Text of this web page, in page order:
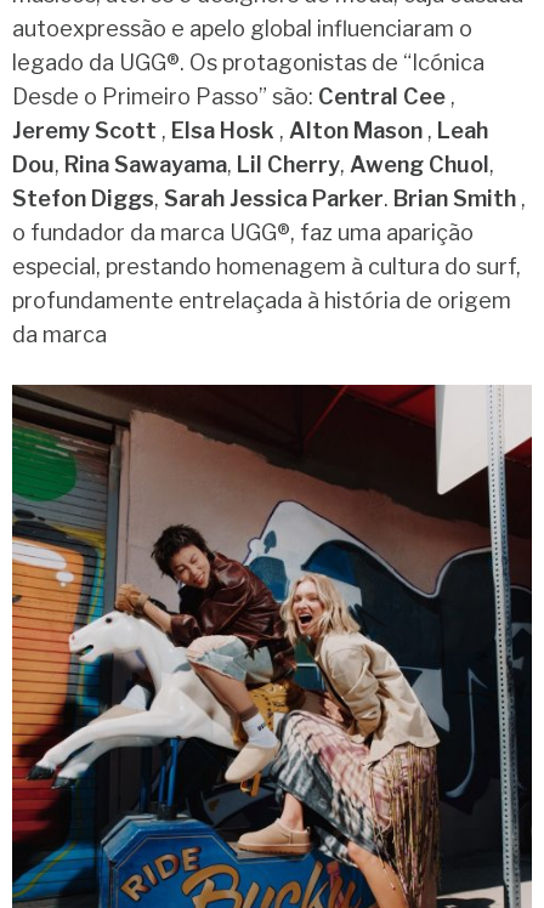
autoexpressão e apelo global influenciaram o
legado da UGG®. Os protagonistas de “Icónica
Desde o Primeiro Passo” são: Central Cee ,
Jeremy Scott , Elsa Hosk , Alton Mason , Leah
Dou, Rina Sawayama, Lil Cherry, Aweng Chuol ,
Stefon Diggs, Sarah Jessica Parker. Brian Smith ,
o fundador da marca UGG®, faz uma aparição
especial, prestando homenagem à cultura do surf,
profundamente entrelaçada à história de origem
da marca